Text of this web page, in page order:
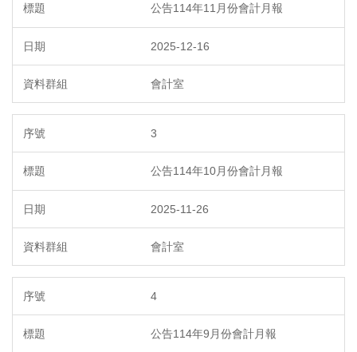
公告114年11月份會計月報
2025-12-16
會計室
3
公告114年10月份會計月報
2025-11-26
會計室
4
公告114年9月份會計月報